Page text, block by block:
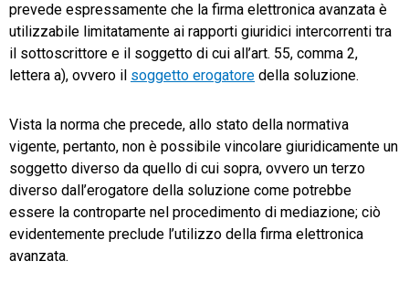
prevede espressamente che la firma elettronica avanzata è
utilizzabile limitatamente ai rapporti giuridici intercorrenti tra
il sottoscrittore e il soggetto di cui all’art. 55, comma 2,
lettera a), ovvero il soggetto erogatore della soluzione.
Vista la norma che precede, allo stato della normativa
vigente, pertanto, non è possibile vincolare giuridicamente un
soggetto diverso da quello di cui sopra, ovvero un terzo
diverso dall’erogatore della soluzione come potrebbe
essere la controparte nel procedimento di mediazione; ciò
evidentemente preclude l’utilizzo della firma elettronica
avanzata.